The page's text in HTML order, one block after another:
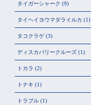
タイガーシャーク (9)
タイヘイヨウマダライルカ (1)
タコクラゲ(3)
ディスカバリークルーズ (1)
トカラ (2)
トナキ (1)
トラブル (1)